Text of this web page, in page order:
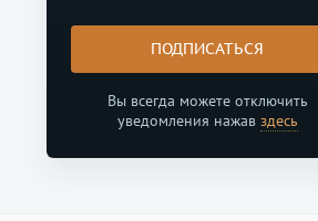
ПОДПИСАТЬСЯ
Вы всегда можете отключить
уведомления нажав здесь